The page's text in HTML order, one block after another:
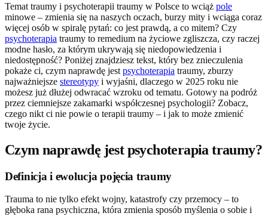
Temat traumy i psychoterapii traumy w Polsce to wciąż pole
minowe – zmienia się na naszych oczach, burzy mity i wciąga coraz
więcej osób w spiralę pytań: co jest prawdą, a co mitem? Czy
psychoterapia traumy to remedium na życiowe zgliszcza, czy raczej
modne hasło, za którym ukrywają się niedopowiedzenia i
niedostępność? Poniżej znajdziesz tekst, który bez znieczulenia
pokaże ci, czym naprawdę jest psychoterapia traumy, zburzy
najważniejsze stereotypy i wyjaśni, dlaczego w 2025 roku nie
możesz już dłużej odwracać wzroku od tematu. Gotowy na podróż
przez ciemniejsze zakamarki współczesnej psychologii? Zobacz,
czego nikt ci nie powie o terapii traumy – i jak to może zmienić
twoje życie.
Czym naprawdę jest psychoterapia traumy?
Definicja i ewolucja pojęcia traumy
Trauma to nie tylko efekt wojny, katastrofy czy przemocy – to
głęboka rana psychiczna, która zmienia sposób myślenia o sobie i